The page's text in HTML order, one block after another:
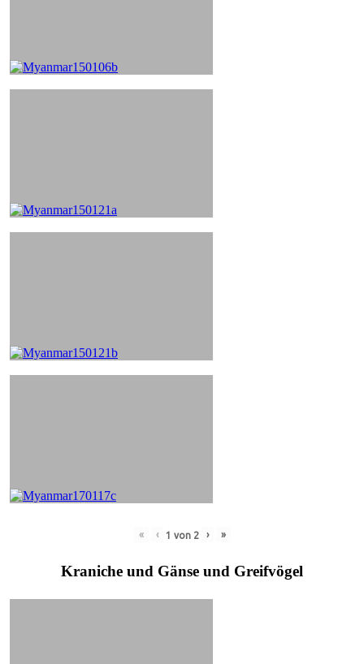
« ‹ 1 von 2 › »
Kraniche und Gänse und Greifvögel